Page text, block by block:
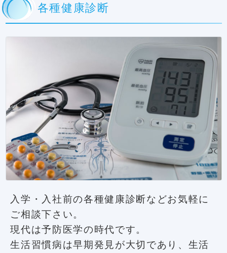
各種健康診断
入学・入社前の各種健康診断などお気軽に
ご相談下さい。
現代は予防医学の時代です。
生活習慣病は早期発見が大切であり、生活